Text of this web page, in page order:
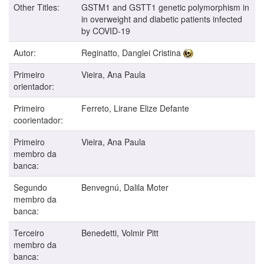
Other Titles:
GSTM1 and GSTT1 genetic polymorphism in
in overweight and diabetic patients infected
by COVID-19
Autor:
Reginatto, Danglei Cristina
Primeiro
orientador:
Vieira, Ana Paula
Primeiro
coorientador:
Ferreto, Lirane Elize Defante
Primeiro
membro da
banca:
Vieira, Ana Paula
Segundo
membro da
banca:
Benvegnú, Dalila Moter
Terceiro
membro da
banca:
Benedetti, Volmir Pitt